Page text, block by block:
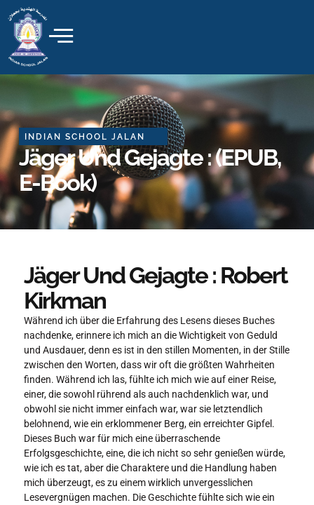
to
content
INDIAN SCHOOL JALAN
Jäger Und Gejagte : (EPUB,
E-Book)
Jäger Und Gejagte : Robert
Kirkman
Während ich über die Erfahrung des Lesens dieses Buches
nachdenke, erinnere ich mich an die Wichtigkeit von Geduld
und Ausdauer, denn es ist in den stillen Momenten, in der Stille
zwischen den Worten, dass wir oft die größten Wahrheiten
finden. Während ich las, fühlte ich mich wie auf einer Reise,
einer, die sowohl rührend als auch nachdenklich war, und
obwohl sie nicht immer einfach war, war sie letztendlich
belohnend, wie ein erklommener Berg, ein erreichter Gipfel.
Dieses Buch war für mich eine überraschende
Erfolgsgeschichte, eine, die ich nicht so sehr genießen würde,
wie ich es tat, aber die Charaktere und die Handlung haben
mich überzeugt, es zu einem wirklich unvergesslichen
Lesevergnügen machen. Die Geschichte fühlte sich wie ein